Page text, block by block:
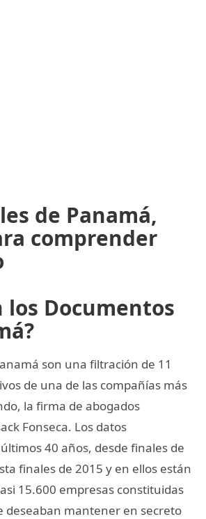
de Panamá,
comprender
los Documentos
son una filtración de 11
de una de las compañías más
la firma de abogados
Fonseca. Los datos
40 años, desde finales de
finales de 2015 y en ellos están
15.600 empresas constituidas
deseaban mantener en secreto